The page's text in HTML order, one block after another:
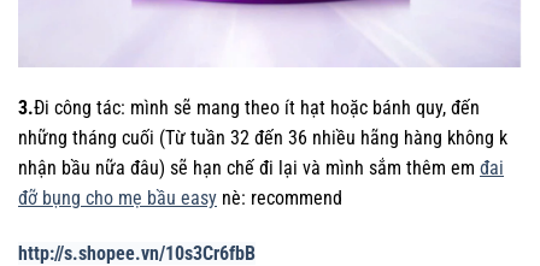
3.Đi công tác: mình sẽ mang theo ít hạt hoặc bánh quy, đến
những tháng cuối (Từ tuần 32 đến 36 nhiều hãng hàng không k
nhận bầu nữa đâu) sẽ hạn chế đi lại và mình sắm thêm em đai
đỡ bụng cho mẹ bầu easy nè: recommend
http://s.shopee.vn/10s3Cr6fbB